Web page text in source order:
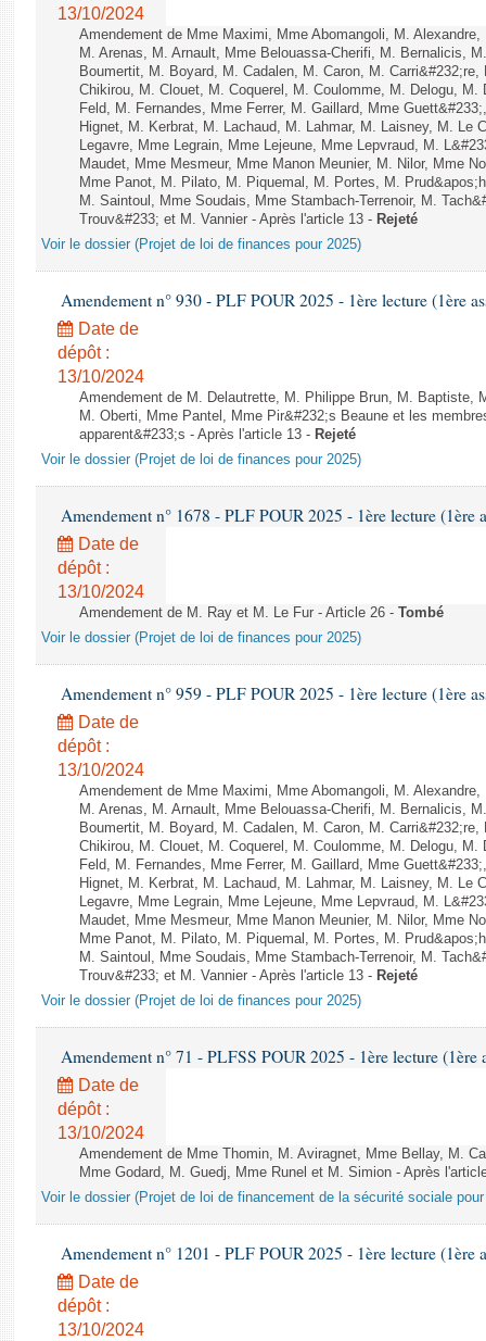
13/10/2024
Amendement de Mme Maximi, Mme Abomangoli, M.
M. Arenas, M. Arnault, Mme Belouassa-Cherifi, M. Bernalicis,
Boumertit, M. Boyard, M. Cadalen, M. Caron, M.
Chikirou, M. Clouet, M. Coquerel, M. Coulomme, M. Delogu, M.
Feld, M. Fernandes, Mme Ferrer, M. Gaillard, Mme
Hignet, M. Kerbrat, M. Lachaud, M. Lahmar, M. Laisney, M. Le
Legavre, Mme Legrain, Mme Lejeune, Mme Lepvraud, M.
Maudet, Mme Mesmeur, Mme Manon Meunier, M. Nilor, Mme
Mme Panot, M. Pilato, M. Piquemal, M. Portes, M.
M. Saintoul, Mme Soudais, Mme Stambach-Terrenoir, M.
Trouv&#233; et M. Vannier - Après l'article 13 - Rejeté
Voir le dossier (Projet de loi de finances pour 2025)
Amendement n° 930 - PLF POUR 2025 - 1ère lecture (1ère
Date de
dépôt :
13/10/2024
Amendement de M. Delautrette, M. Philippe Brun, M. Baptiste,
M. Oberti, Mme Pantel, Mme Pir&#232;s Beaune et les
apparent&#233;s - Après l'article 13 - Rejeté
Voir le dossier (Projet de loi de finances pour 2025)
Amendement n° 1678 - PLF POUR 2025 - 1ère lecture (1ère
Date de
dépôt :
13/10/2024
Amendement de M. Ray et M. Le Fur - Article 26 - Tombé
Voir le dossier (Projet de loi de finances pour 2025)
Amendement n° 959 - PLF POUR 2025 - 1ère lecture (1ère
Date de
dépôt :
13/10/2024
Amendement de Mme Maximi, Mme Abomangoli, M.
M. Arenas, M. Arnault, Mme Belouassa-Cherifi, M. Bernalicis,
Boumertit, M. Boyard, M. Cadalen, M. Caron, M.
Chikirou, M. Clouet, M. Coquerel, M. Coulomme, M. Delogu, M.
Feld, M. Fernandes, Mme Ferrer, M. Gaillard, Mme
Hignet, M. Kerbrat, M. Lachaud, M. Lahmar, M. Laisney, M. Le
Legavre, Mme Legrain, Mme Lejeune, Mme Lepvraud, M.
Maudet, Mme Mesmeur, Mme Manon Meunier, M. Nilor, Mme
Mme Panot, M. Pilato, M. Piquemal, M. Portes, M.
M. Saintoul, Mme Soudais, Mme Stambach-Terrenoir, M.
Trouv&#233; et M. Vannier - Après l'article 13 - Rejeté
Voir le dossier (Projet de loi de finances pour 2025)
Amendement n° 71 - PLFSS POUR 2025 - 1ère lecture (1ère
Date de
dépôt :
13/10/2024
Amendement de Mme Thomin, M. Aviragnet, Mme Bellay, M.
Mme Godard, M. Guedj, Mme Runel et M. Simion - Après
Voir le dossier (Projet de loi de financement de la sécurité sociale pour
Amendement n° 1201 - PLF POUR 2025 - 1ère lecture (1ère
Date de
dépôt :
13/10/2024